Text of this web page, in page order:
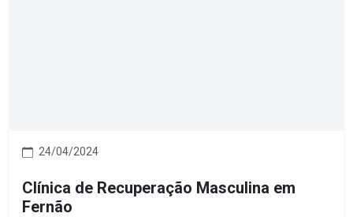
24/04/2024
Clínica de Recuperação Masculina em
Fernão